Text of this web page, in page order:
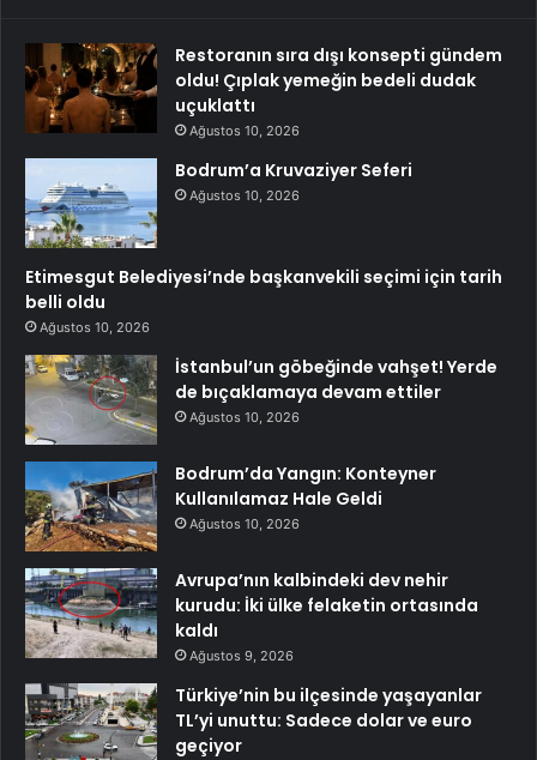
Restoranın sıra dışı konsepti gündem
oldu! Çıplak yemeğin bedeli dudak
uçuklattı
Ağustos 10, 2026
Bodrum’a Kruvaziyer Seferi
Ağustos 10, 2026
Etimesgut Belediyesi’nde başkanvekili seçimi için tarih
belli oldu
Ağustos 10, 2026
İstanbul’un göbeğinde vahşet! Yerde
de bıçaklamaya devam ettiler
Ağustos 10, 2026
Bodrum’da Yangın: Konteyner
Kullanılamaz Hale Geldi
Ağustos 10, 2026
Avrupa’nın kalbindeki dev nehir
kurudu: İki ülke felaketin ortasında
kaldı
Ağustos 9, 2026
Türkiye’nin bu ilçesinde yaşayanlar
TL’yi unuttu: Sadece dolar ve euro
geçiyor